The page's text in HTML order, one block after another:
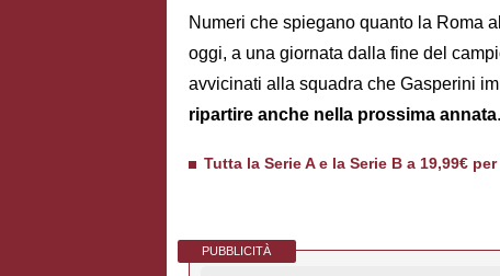
Numeri che spiegano quanto la Roma
oggi, a una giornata dalla fine del
avvicinati alla squadra che Gasperini
ripartire anche nella prossima annata.
Tutta la Serie A e la Serie B a 19,99€
PUBBLICITÀ